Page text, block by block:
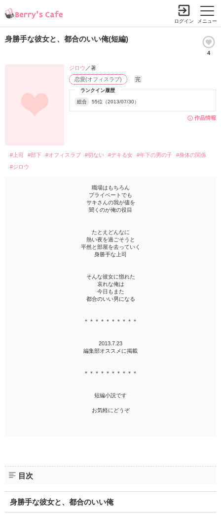
メニュー
ログイン
身勝手な彼女と、都合のいい俺(短編)
4
作品情報
ランクイン履歴
総合 55位（2013/07/30）
恋愛(オフィスラブ) 完
ジロウ ／著
#上司 #部下 #オフィスラブ #切ない #デキる女 #年下の男の子
#身体の関係
#ジロウ
職場はもちろん
プライベートでも
サキさんの我が儘を
聞くのが俺の役目
たとえどんなに
熱い夜を過ごそうと
平然と部屋を去っていく
身勝手な上司
そんな彼女に惚れた
哀れな俺は
今日もまた
都合のいい男になる
＊＊＊＊＊＊＊＊＊＊
2013.7.23
編集部オススメに掲載
＊＊＊＊＊＊＊＊＊＊
短編小説です
お気軽にどうぞ
目次
身勝手な彼女と、都合のいい俺